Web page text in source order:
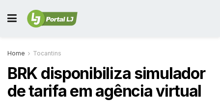
Home Tocantins
BRK disponibiliza simulador
de tarifa em agência virtual